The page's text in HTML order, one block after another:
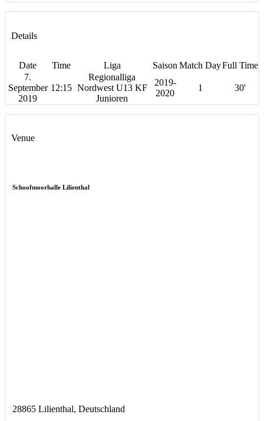
Details
Date Time Liga Saison Match DayFull Time
7.
September
2019
12:15
Regionalliga
Nordwest U13 KF
Junioren
2019-
2020
1 30'
Venue
Schoofmoorhalle Lilienthal
28865 Lilienthal, Deutschland